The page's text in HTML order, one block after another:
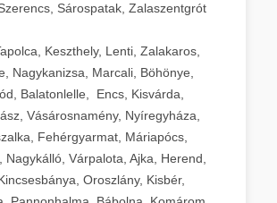
Sárospatak, Zalaszentgrót
Keszthely, Lenti, Zalakaros,
Nagykanizsa, Marcali, Böhönye,
Balatonlelle, Encs, Kisvárda,
Vásárosnamény, Nyíregyháza,
Fehérgyarmat, Máriapócs,
Nagykálló, Várpalota, Ajka, Herend,
Oroszlány, Kisbér,